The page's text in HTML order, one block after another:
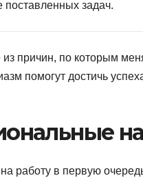
задач.
причин, по которым
помогут достичь
работу в первую